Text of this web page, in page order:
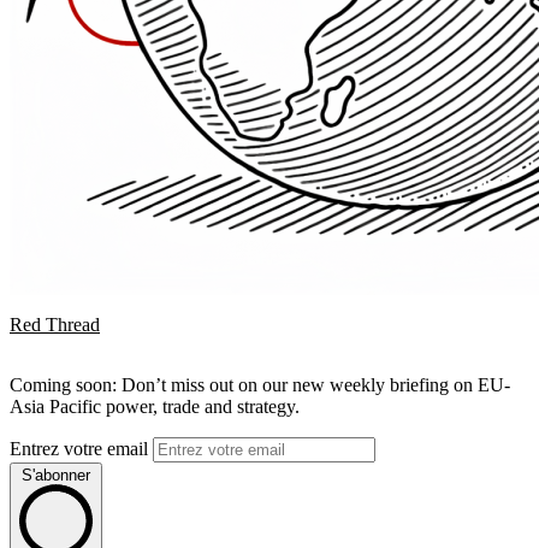
Red Thread
Coming soon: Don’t miss out on our new weekly briefing on EU-
Asia Pacific power, trade and strategy.
Entrez votre email
S'abonner